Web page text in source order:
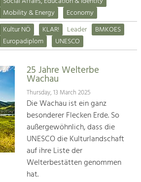
and Positioning
Education
Integration.
Transport and
Mobility & Energy
Economy
Kultur NÖ KLAR! Leader
BMKOES
Europadiplom
UNESCO
25 Jahre Welterbe
Wachau
Thursday, 13 March 2025
Die Wachau ist ein ganz
besonderer Flecken Erde. So
außergewöhnlich, dass die
UNESCO die Kulturlandschaft
auf ihre Liste der
Welterbestätten genommen
hat.